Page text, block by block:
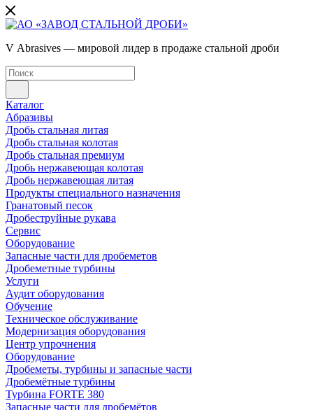
V Abrasives — мировой лидер в продаже стальной дроби
Каталог
Абразивы
Дробь стальная литая
Дробь стальная колотая
Дробь стальная премиум
Дробь нержавеющая колотая
Дробь нержавеющая литая
Продукты специального назначения
Гранатовый песок
Дробеструйные рукава
Сервис
Оборудование
Запасные части для дробеметов
Дробеметные турбины
Услуги
Аудит оборудования
Обучение
Техническое обслуживание
Модернизация оборудования
Центр упрочнения
Оборудование
Дробеметы, турбины и запасные части
Дробемётные турбины
Турбина FORTE 380
Запасные части для дробемётов